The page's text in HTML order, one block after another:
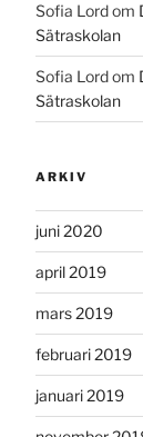
Sofia Lordom
Sätraskolan
Sofia Lordom
Sätraskolan
ARKIV
juni 2020
april 2019
mars 2019
februari 2019
januari 2019